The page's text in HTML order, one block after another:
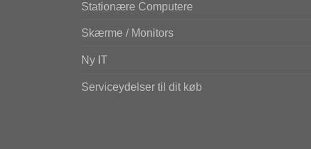
Stationære Computere
Skærme / Monitors
Ny IT
Serviceydelser til dit køb